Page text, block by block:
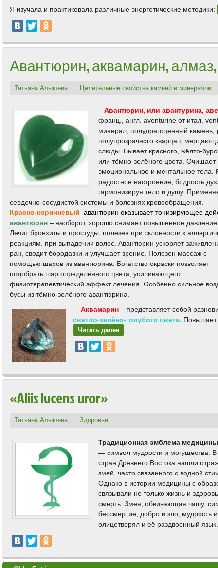
Я изучала и практиковала различные энергетические методики:
Авантюрин, аквамарин,
Татьяна Алышева Целительные свойства камней и минералов
Авантюрин, или авантурина,
франц., англ. aventurine от итал.
минерал, полудрагоценный камень,
полупрозрачного кварца с
слюды. Бывает красного, жёлто-
или тёмно-зелёного цвета.
эмоциональное и ментальное тела.
радостное настроение, бодрость
гармонизируя тело и душу.
сердечно-сосудистой системы и болезнях кровообращения.
Красно-коричневый авантюрин оказывает тонизирующее
авантюрин – наоборот, хорошо снимает повышенное
Лечит бронхиты и простуды, полезен при склонности к
реакциям, при выпадении волос. Авантюрин ускоряет
ран, сводит бородавки и улучшает зрение. Полезен массаж с
помощью шаров из авантюрина. Богатство окраски позволяет
подобрать шар определённого цвета, усиливающего
физиотерапевтический эффект лечения. Особенно сильное
бусы из тёмно-зелёного авантюрина.
Аквамарин – представляет собой
светло-зелёно-голубого цвета. Повышает
Читать далее
«Aliis lucens uror»
Татьяна Алышева Здоровье
Традиционная эмблема медицины
— символ мудрости и могущества.
стран Древнего Востока нашли
змей, часто связанного с водной
Однако в истории медицины с
связывали не только жизнь и
смерть. Змея, обвивающая чашу,
бессмертие, добро и зло, мудрость
олицетворял и её раздвоенный